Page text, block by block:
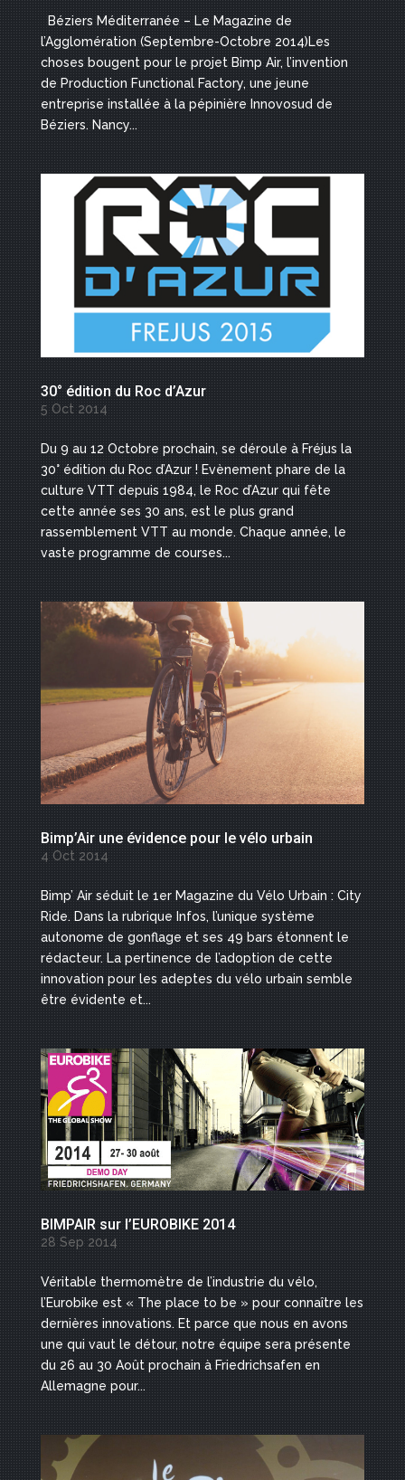
Béziers Méditerranée – Le Magazine de
l’Agglomération (Septembre-Octobre 2014)Les
choses bougent pour le projet Bimp Air, l’invention
de Production Functional Factory, une jeune
entreprise installée à la pépinière Innovosud de
Béziers. Nancy...
30° édition du Roc d’Azur
5 Oct 2014
Du 9 au 12 Octobre prochain, se déroule à Fréjus la
30° édition du Roc d’Azur ! Evènement phare de la
culture VTT depuis 1984, le Roc d’Azur qui fête
cette année ses 30 ans, est le plus grand
rassemblement VTT au monde. Chaque année, le
vaste programme de courses...
Bimp’Air une évidence pour le vélo urbain
4 Oct 2014
Bimp’ Air séduit le 1er Magazine du Vélo Urbain : City
Ride. Dans la rubrique Infos, l’unique système
autonome de gonflage et ses 49 bars étonnent le
rédacteur. La pertinence de l’adoption de cette
innovation pour les adeptes du vélo urbain semble
être évidente et...
BIMPAIR sur l’EUROBIKE 2014
28 Sep 2014
Véritable thermomètre de l’industrie du vélo,
l’Eurobike est « The place to be » pour connaître les
dernières innovations. Et parce que nous en avons
une qui vaut le détour, notre équipe sera présente
du 26 au 30 Août prochain à Friedrichsafen en
Allemagne pour...